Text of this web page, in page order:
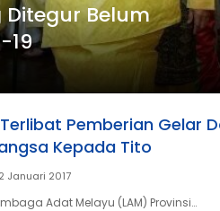
Ditegur Belum
19
Pemberian Gelar
Kepada Tito
Januari 2017
Adat Melayu (LAM) Provinsi…